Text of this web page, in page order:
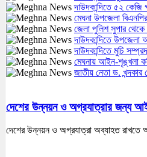
দাউদকান্দিতে ৫২
মেঘনা উপজেলা
জেলা পুলিশ সুপার
দাউদকান্দিতে উপজেলা
দাউদকান্দিতে মুচি
মেঘনায় আইন-শৃঙ্খলা
জাতীয় নেতা ড.
দেশের উন্নয়ন ও অগ্রযাত্রার জন্য
দেশের উন্নয়ন ও অগ্রযাত্রা অব্যাহত রাখতে